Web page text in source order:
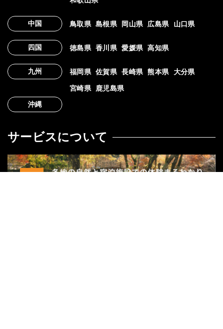
中国 鳥取県 島根県 岡山県 広島県 山口県
四国 徳島県 香川県 愛媛県 高知県
九州 福岡県 佐賀県 長崎県 熊本県 大分県
宮崎県
鹿児島県
沖縄
サービスについて